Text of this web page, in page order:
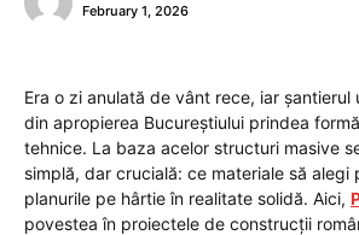
February 1, 2026
Era o zi anulată de vânt rece, iar șantierul
din apropierea Bucureștiului prindea
tehnice. La baza acelor structuri masive
simplă, dar crucială: ce materiale să alegi
planurile pe hârtie în realitate solidă. Aici,
povestea în proiectele de construcții